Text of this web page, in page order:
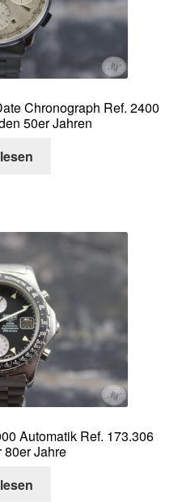
Chronograph Ref. 2400
50er Jahren
Automatik Ref. 173.306
80er Jahre